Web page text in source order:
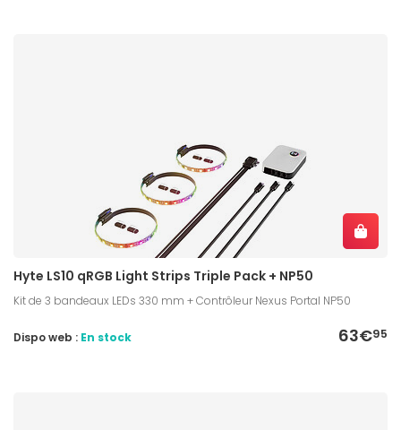
Hyte LS10 qRGB Light Strips Triple Pack + NP50
Kit de 3 bandeaux LEDs 330 mm + Contrôleur Nexus Portal NP50
63€95
Dispo web : En stock